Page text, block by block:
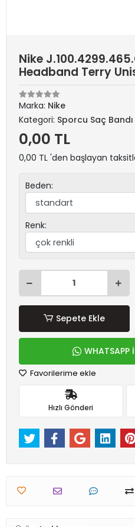
Nike
Headband Terry
Marka: Nike
Kategori: Sporcu Saç Bandı
0,00 TL
0,00 TL 'den başlayan
Beden:
Renk:
Sepete Ekle
WHATSAPP
Favorilerime ekle
Hızlı Gönderi